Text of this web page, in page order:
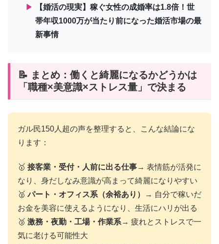
▶
【婚活の現実】稼ぐ女性の成婚率は1.8倍！世
帯年収1000万が当たり前になった婚活市場の最
新事情
📝 まとめ：働くと綺麗になるかどうかは
「職種×美意識×ストレス量」で決まる
ガル民150人超の声を整理すると、こんな結論にな
ります：
🥇 接客業・受付・人前に出る仕事→ 表情筋が活発に
なり、身だしなみ意識が高まって綺麗になりやすい
🥈パート・オフィス系（余裕あり）
→ 自分で稼いだ
お金を美容に使えるようになり、生活にハリが出る
🥉 激務・夜勤・工場・作業系→ 疲れとストレスで一
気に老ける可能性大